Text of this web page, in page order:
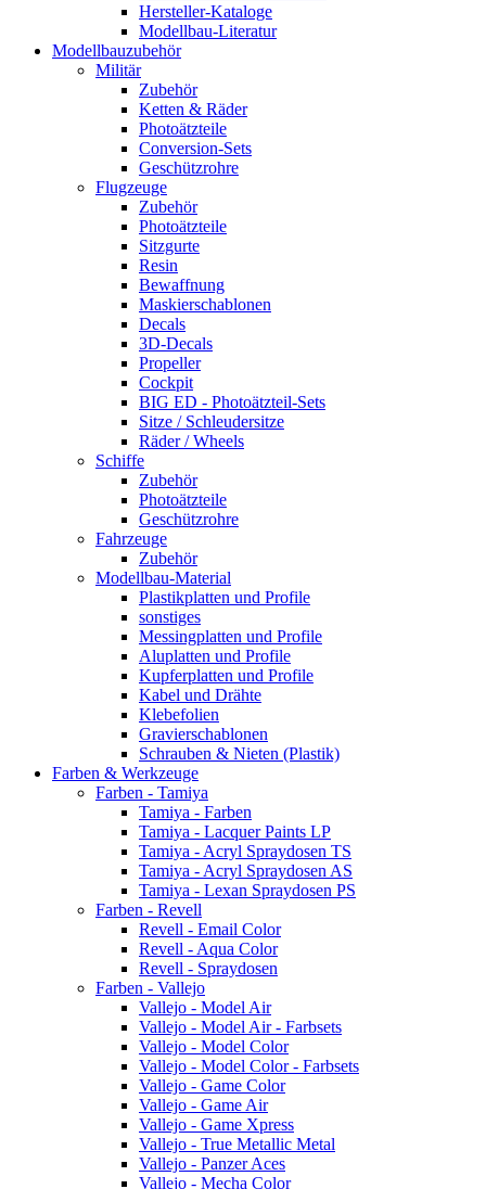
Hersteller-Kataloge
Modellbau-Literatur
Modellbauzubehör
Militär
Zubehör
Ketten & Räder
Photoätzteile
Conversion-Sets
Geschützrohre
Flugzeuge
Zubehör
Photoätzteile
Sitzgurte
Resin
Bewaffnung
Maskierschablonen
Decals
3D-Decals
Propeller
Cockpit
BIG ED - Photoätzteil-Sets
Sitze / Schleudersitze
Räder / Wheels
Schiffe
Zubehör
Photoätzteile
Geschützrohre
Fahrzeuge
Zubehör
Modellbau-Material
Plastikplatten und Profile
sonstiges
Messingplatten und Profile
Aluplatten und Profile
Kupferplatten und Profile
Kabel und Drähte
Klebefolien
Gravierschablonen
Schrauben & Nieten (Plastik)
Farben & Werkzeuge
Farben - Tamiya
Tamiya - Farben
Tamiya - Lacquer Paints LP
Tamiya - Acryl Spraydosen TS
Tamiya - Acryl Spraydosen AS
Tamiya - Lexan Spraydosen PS
Farben - Revell
Revell - Email Color
Revell - Aqua Color
Revell - Spraydosen
Farben - Vallejo
Vallejo - Model Air
Vallejo - Model Air - Farbsets
Vallejo - Model Color
Vallejo - Model Color - Farbsets
Vallejo - Game Color
Vallejo - Game Air
Vallejo - Game Xpress
Vallejo - True Metallic Metal
Vallejo - Panzer Aces
Vallejo - Mecha Color